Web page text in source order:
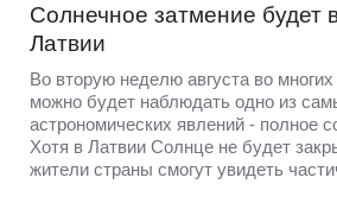
Солнечное затмение будет
Латвии
Во вторую неделю августа во
можно будет наблюдать одно из
астрономических явлений - полное
Хотя в Латвии Солнце не будет
жители страны смогут увидеть